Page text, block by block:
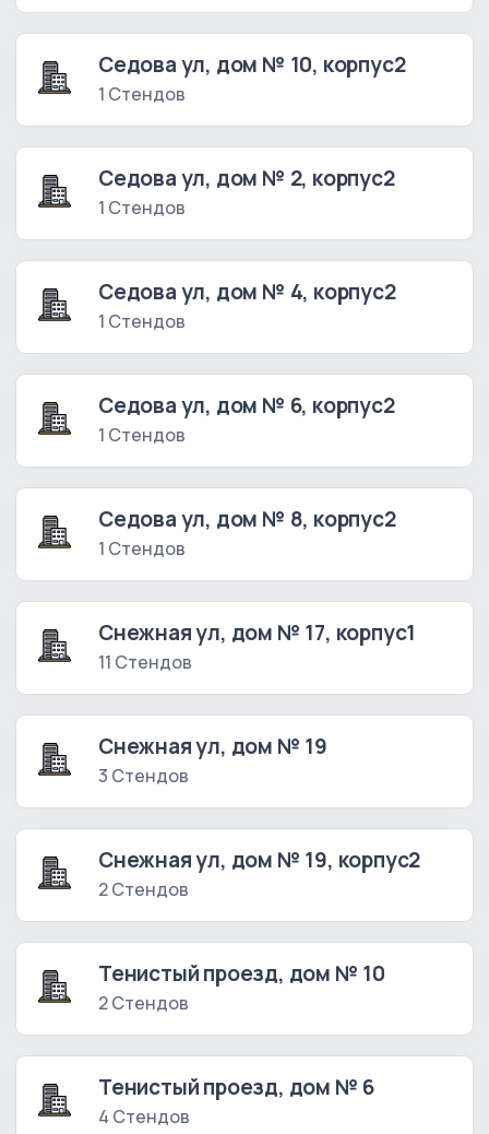
Седова ул, дом № 10, корпус2
1 Стендов
Седова ул, дом № 2, корпус2
1 Стендов
Седова ул, дом № 4, корпус2
1 Стендов
Седова ул, дом № 6, корпус2
1 Стендов
Седова ул, дом № 8, корпус2
1 Стендов
Снежная ул, дом № 17, корпус1
11 Стендов
Снежная ул, дом № 19
3 Стендов
Снежная ул, дом № 19, корпус2
2 Стендов
Тенистый проезд, дом № 10
2 Стендов
Тенистый проезд, дом № 6
4 Стендов